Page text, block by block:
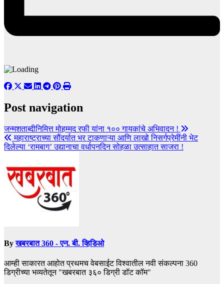
Post navigation
जन्मशताब्दीनिमित्त मोहम्मद रफी यांना १०० गायकांचे अभिवादन !
महाराष्ट्राच्या सौंदर्यात भर टाकणाऱ्या आणि लाखो निसर्गप्रेमींनी भेट
दिलेल्या ‘रामबाग’ उद्यानाचा वर्धापनदिन सोहळा उत्साहात साजरा !
Byखबरबात 360 - एन. बी. व्हिडिओ
आम्ही साकारत आहोत प्रथमच वेबसाईट विश्वातील नवी संकल्पना 360
डिग्रीच्या भव्यतेतून "खबरबात ३६० डिग्री डॉट कॉम"